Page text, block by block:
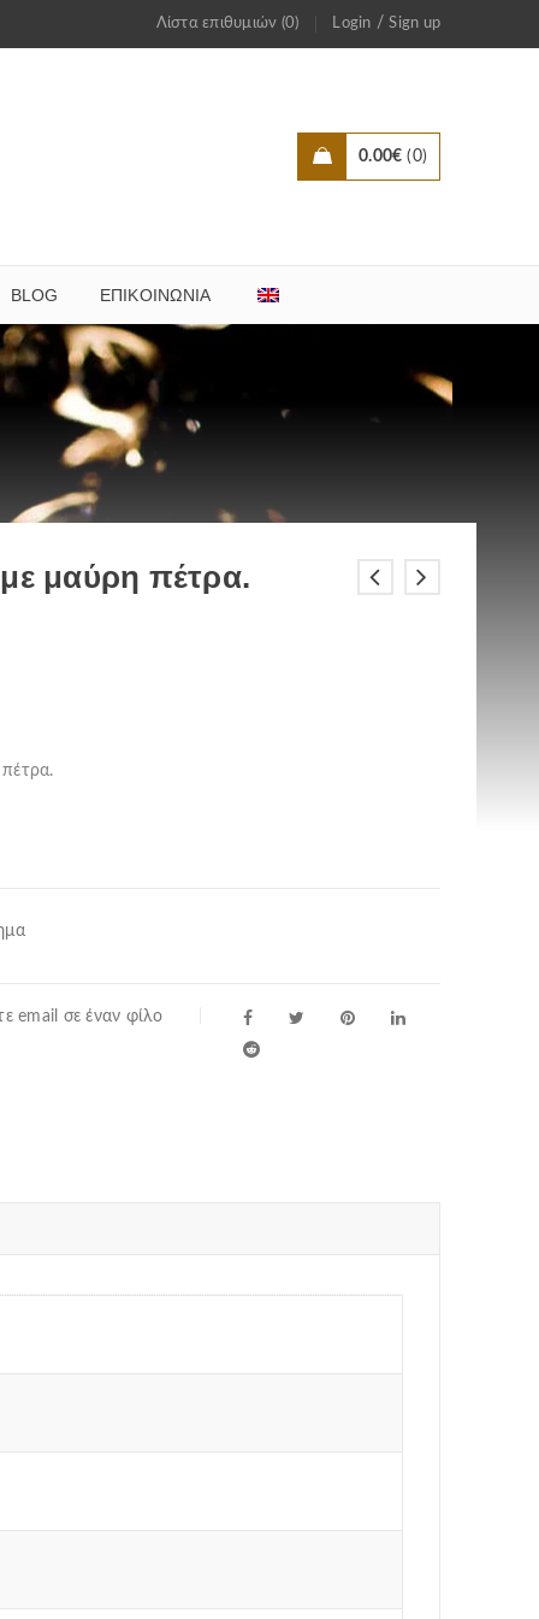
Λίστα επιθυμιών (0) Login /Sign up
0.00€ 0
BLOG ΕΠΙΚΟΙΝΩΝΊΑ
μαύρη πέτρα.
email σε έναν φίλο